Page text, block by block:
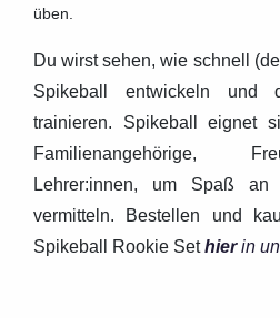
üben.
Du wirst sehen, wie schnell
Spikeball entwickeln und
trainieren. Spikeball eignet
Familienangehörige,
Lehrer:innen, um Spaß
vermitteln. Bestellen und
Spikeball Rookie Sethier in